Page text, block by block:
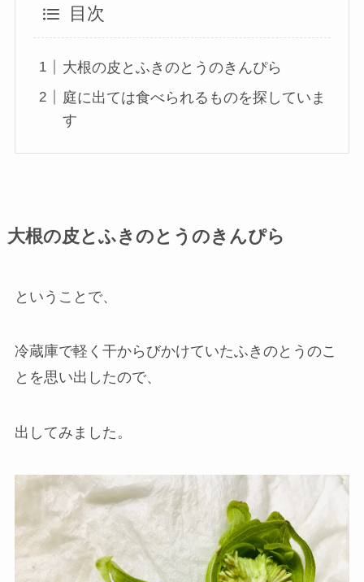
目次
大根の皮とふきのとうのきんぴら
庭に出ては食べられるものを探していま
す
大根の皮とふきのとうのきんぴら
ということで、
冷蔵庫で軽く干からびかけていたふきのとうのこ
とを思い出したので、
出してみました。